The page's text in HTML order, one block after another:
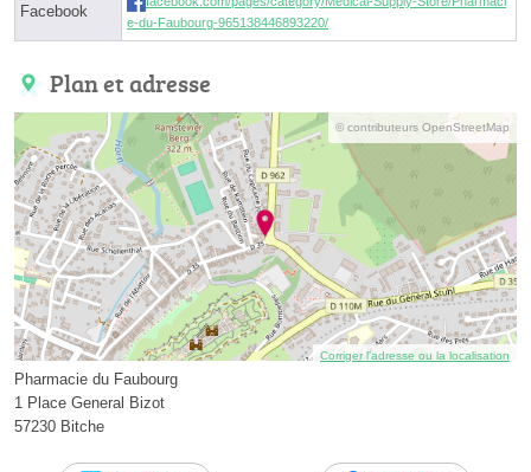
Facebook
e-du-Faubourg-965138446893220/
Plan et adresse
© contributeurs OpenStreetMap
Corriger l’adresse ou la localisation
Pharmacie du Faubourg
1 Place General Bizot
57230 Bitche